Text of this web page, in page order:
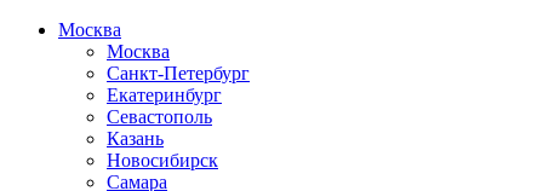
Москва
Москва
Санкт-Петербург
Екатеринбург
Севастополь
Казань
Новосибирск
Самара